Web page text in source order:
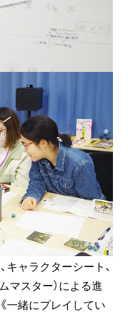
ャラクターシート、
マスター）による進
一緒にプレイしてい